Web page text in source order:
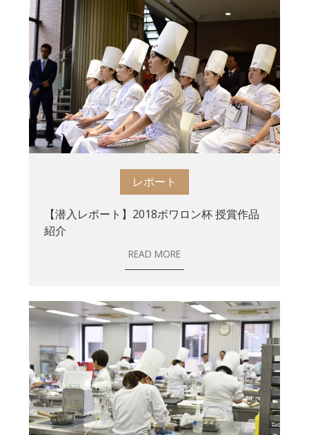
レポート
【潜入レポート】2018ボワロン杯 授賞作品
紹介
READ MORE